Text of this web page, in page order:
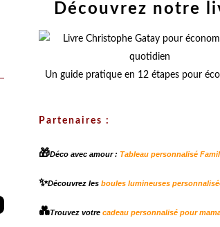
Découvrez notre
Un guide pratique en 12 étapes pour
Partenaires :
🎁Déco avec amour : Tableau personnalisé
✨Découvrez les boules lumineuses
💑Trouvez votre cadeau personnalisé pour